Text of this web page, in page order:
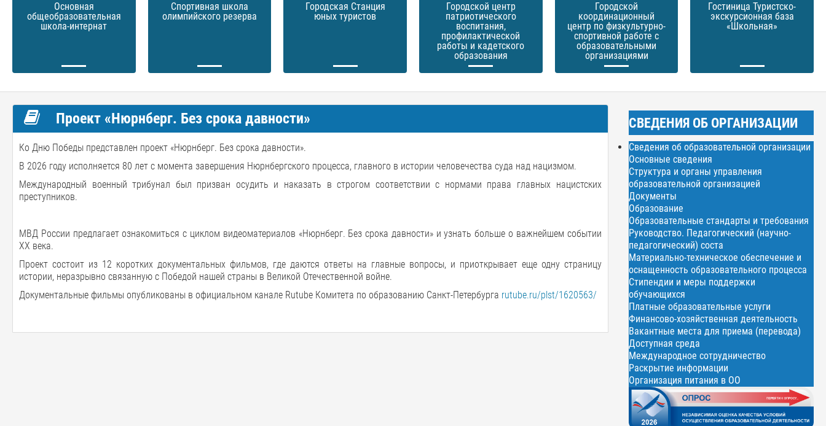
Основная
общеобразовательная
школа-интернат
Спортивная школа
олимпийского резерва
Городская Станция
юных туристов
Городской центр
патриотического
воспитания,
профилактической
работы и кадетского
образования
Городской
координационный
центр по физкультурно-
спортивной работе с
образовательными
организациями
Гостиница Туристско-
экскурсионная база
«Школьная»
Проект «Нюрнберг. Без срока давности»
Ко Дню Победы представлен проект «Нюрнберг. Без срока давности».
В 2026 году исполняется 80 лет с момента завершения Нюрнбергского процесса, главного в истории человечества суда над нацизмом.
Международный военный трибунал был призван осудить и наказать в строгом соответствии с нормами права главных нацистских
преступников.
МВД России предлагает ознакомиться с циклом видеоматериалов «Нюрнберг. Без срока давности» и узнать больше о важнейшем событии
ХХ века.
Проект состоит из 12 коротких документальных фильмов, где даются ответы на главные вопросы, и приоткрывает еще одну страницу
истории, неразрывно связанную с Победой нашей страны в Великой Отечественной войне.
Документальные фильмы опубликованы в официальном канале Rutube Комитета по образованию Санкт-Петербурга rutube.ru/plst/1620563/
СВЕДЕНИЯ ОБ ОРГАНИЗАЦИИ
Сведения об образовательной организации
Основные сведения
Структура и органы управления
образовательной организацией
Документы
Образование
Образовательные стандарты и требования
Руководство. Педагогический (научно-
педагогический) соста
Материально-техническое обеспечение и
оснащенность образовательного процесса
Стипендии и меры поддержки
обучающихся
Платные образовательные услуги
Финансово-хозяйственная деятельность
Вакантные места для приема (перевода)
Доступная среда
Международное сотрудничество
Раскрытие информации
Организация питания в ОО